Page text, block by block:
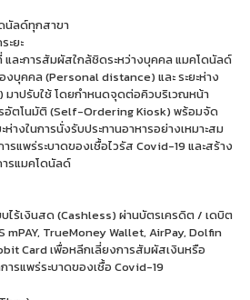
นัลด์ทุกสาขา
ะยะ
ละการสัมผัสใกล้ชิดระหว่างบุคคล แมคโดนัลด์
งบุคคล (Personal distance) และ ระยะห่าง
าปรับใช้ โดยกำหนดจุดต่อคิวบริเวณหน้า
รอัตโนมัติ (Self-Ordering Kiosk) พร้อมจัด
ห่างในการนั่งรับประทานอาหารอย่างเหมาะสม
รแพร่ระบาดของเชื้อไวรัส Covid-19 และสร้าง
รแมคโดนัลด์
บไร้เงินสด (Cashless) ผ่านบัตรเครดิต / เดบิต
mPAY, TrueMoney Wallet, AirPay, Dolfin
Card เพื่อหลีกเลี่ยงการสัมผัสเงินหรือ
รแพร่ระบาดของเชื้อ Covid-19